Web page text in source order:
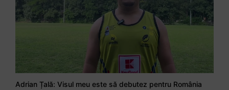
Adrian Țală: Visul meu este să debutez pentru România